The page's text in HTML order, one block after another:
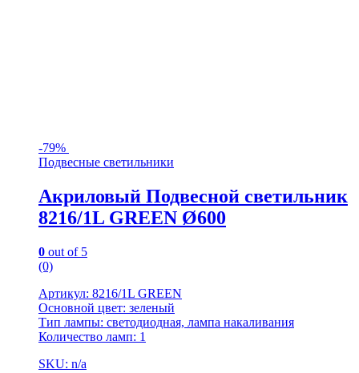
-79%
Подвесные светильники
Акриловый Подвесной светильник
8216/1L GREEN Ø600
0 out of 5
(0)
Артикул: 8216/1L GREEN
Основной цвет: зеленый
Тип лампы: светодиодная, лампа накаливания
Количество ламп: 1
SKU: n/a